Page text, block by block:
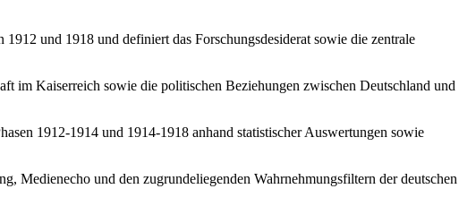
und 1918 und definiert das Forschungsdesiderat sowie die zentrale
im Kaiserreich sowie die politischen Beziehungen zwischen Deutschland und
1912-1914 und 1914-1918 anhand statistischer Auswertungen sowie
Medienecho und den zugrundeliegenden Wahrnehmungsfiltern der deutschen